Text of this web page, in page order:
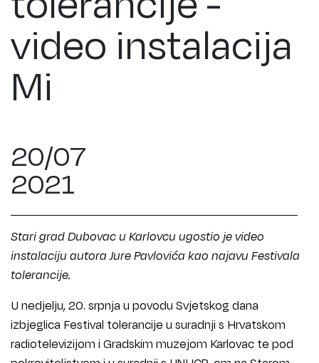
video instalacija
Mi
20/07
2021
Stari grad Dubovac u Karlovcu ugostio je video
instalaciju autora Jure Pavlovića kao najavu Festivala
tolerancije.
U nedjelju, 20. srpnja u povodu Svjetskog dana
izbjeglica Festival tolerancije u suradnji s Hrvatskom
radiotelevizijom i Gradskim muzejom Karlovac te pod